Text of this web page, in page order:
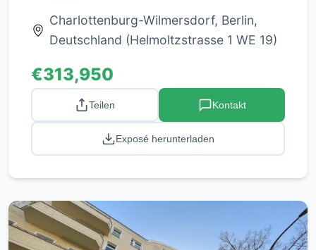
Charlottenburg-Wilmersdorf, Berlin,
Deutschland (Helmoltzstrasse 1 WE 19)
€313,950
Teilen Kontakt
Exposé herunterladen